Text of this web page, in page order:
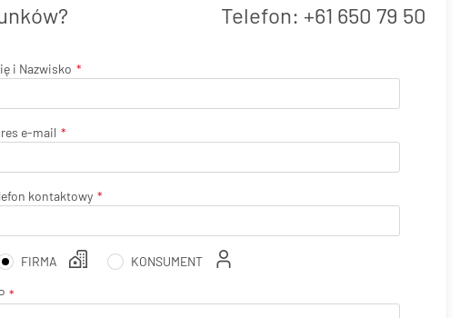
Telefon: +61 650 79 50
i Nazwisko
e-mail
kontaktowy
FIRMA KONSUMENT